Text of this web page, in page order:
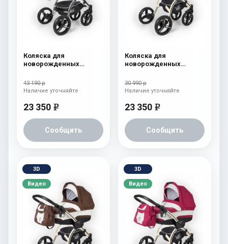
Коляска для
новорожденных
Chrome) Chek
43 190 р
23 350 e
Сообщить
Наличие уточняйте
Коляска для
новорожденных
Beige) Red Lux
30 990 р
23 350 e
Сообщить
Наличие уточняйте
3D
Видео
3D
Видео